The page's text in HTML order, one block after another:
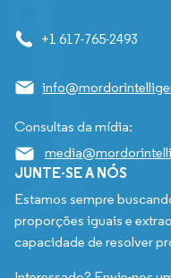
+1 617-765-2493
Consultas da mídia:
JUNTE-SE A NÓS
Estamos sempre
proporções iguais e
capacidade de resolver